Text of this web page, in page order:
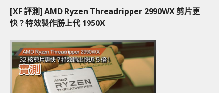
[XF 評測] AMD Ryzen Threadripper 2990WX 剪片更
快？特效製作勝上代 1950X